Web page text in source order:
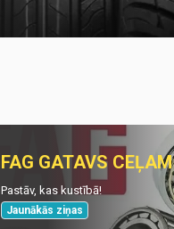
FAG GATAVS CEĻAM
Pastāv, kas kustībā!
Jaunākās ziņas